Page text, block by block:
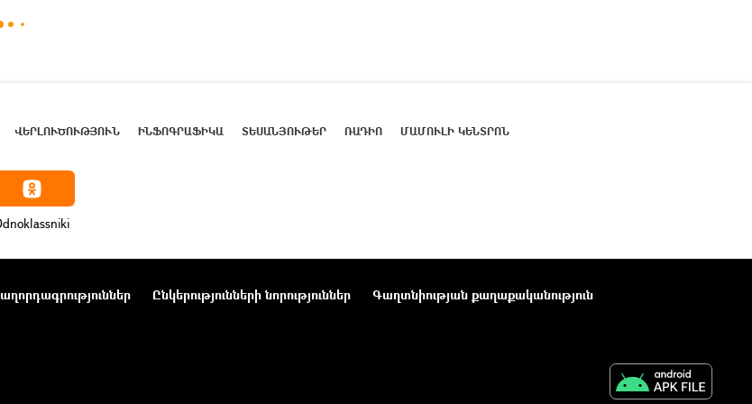
ՎԵՐԼՈՒԾՈՒԹՅՈՒՆ ԻՆՖՈԳՐԱՖԻԿԱ ՏԵՍԱՆՅՈՒԹԵՐ ՌԱԴԻՈ ՄԱՄՈՒԼԻ ԿԵՆՏՐՈՆ
Ընկերությունների նորություններ
Գաղտնիության քաղաքականություն